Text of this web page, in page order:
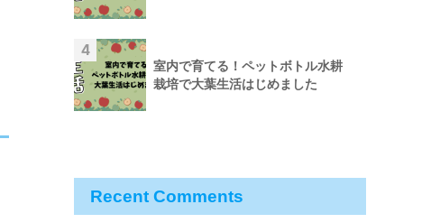
4
室内で育てる！ペットボトル水耕
栽培で大葉生活はじめました
Recent Comments